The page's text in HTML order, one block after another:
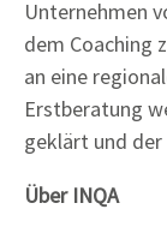
Unternehmen
dem Coaching
an eine
Erstberatung
geklärt und
Über INQA